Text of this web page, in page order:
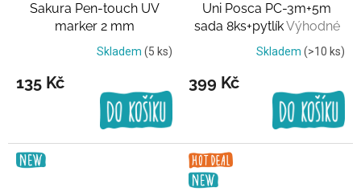
Sakura Pen-touch UV
marker 2 mm
Transparentní UV barva
Skladem (5 ks)
135 Kč
Uni Posca PC-3m+5m
sada 8ks+pytlíkVýhodné
balení
Skladem (>10 ks)
399 Kč